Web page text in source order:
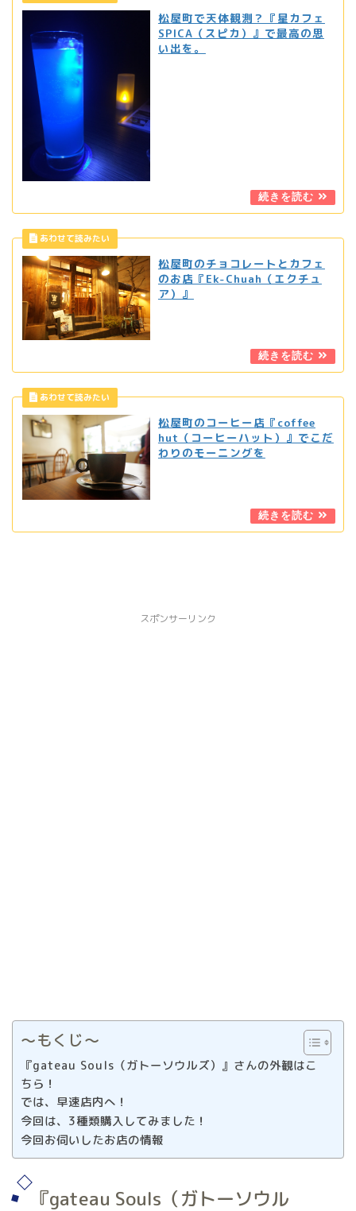
松屋町で天体観測？『星カフェ
SPICA（スピカ）』で最高の思
い出を。
松屋町のチョコレートとカフェ
のお店『Ek-Chuah（エクチュ
ア）』
松屋町のコーヒー店『coffee
hut（コーヒーハット）』でこだ
わりのモーニングを
スポンサーリンク
〜もくじ〜
『gateau Souls（ガトーソウルズ）』さんの外観はこ
ちら！
では、早速店内へ！
今回は、3種類購入してみました！
今回お伺いしたお店の情報
『gateau Souls（ガトーソウル